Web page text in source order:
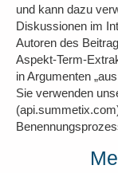
und kann dazu
Diskussionen im
Autoren des
Aspekt-Term-
in Argumenten
Sie verwenden